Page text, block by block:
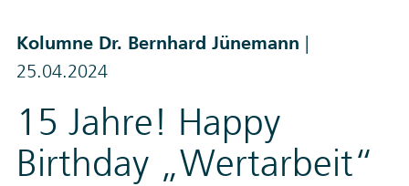
Kolumne Dr. Bernhard Jünemann |
25.04.2024
15 Jahre! Happy
Birthday „Wertarbeit“